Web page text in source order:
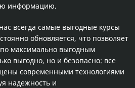
информацию.
всегда самые выгодные курсы
обновляется, что позволяет
максимально выгодным
выгодно, но и безопасно: все
современными технологиями
надежность и